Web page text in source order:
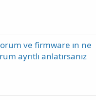
ve firmware ın ne
ayrıtlı anlatırsanız